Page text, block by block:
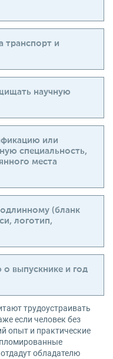
транспорт и
научную
или
специальность,
места
(бланк
логотип,
выпускнике и год
трудоустраивать
если человек без
опыт и практические
обладателю